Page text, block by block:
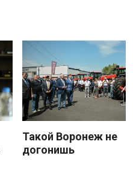
Такой Воронеж не
догонишь